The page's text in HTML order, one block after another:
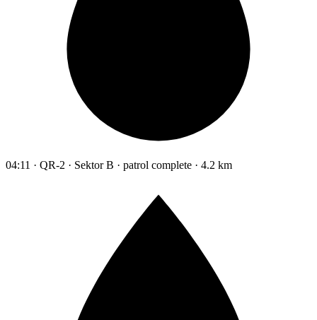
04:11 · QR-2 · Sektor B · patrol complete · 4.2 km